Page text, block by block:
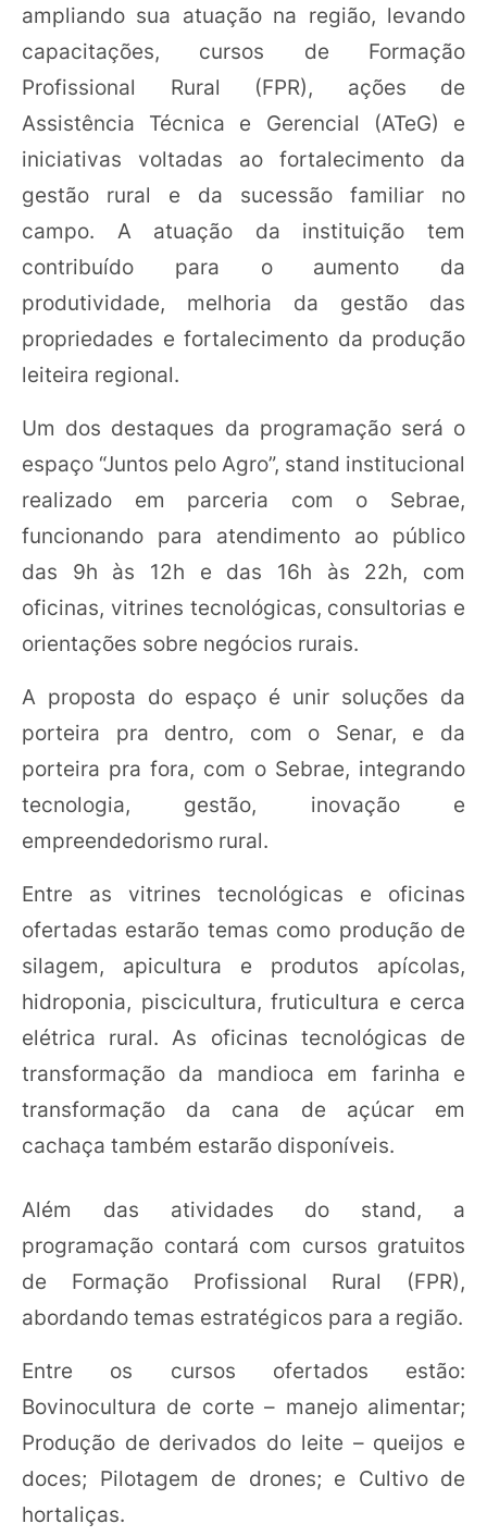
ampliando sua atuação na região, levando
capacitações, cursos de Formação
Profissional Rural (FPR), ações de
Assistência Técnica e Gerencial (ATeG) e
iniciativas voltadas ao fortalecimento da
gestão rural e da sucessão familiar no
campo. A atuação da instituição tem
contribuído para o aumento da
produtividade, melhoria da gestão das
propriedades e fortalecimento da produção
leiteira regional.
Um dos destaques da programação será o
espaço “Juntos pelo Agro”, stand institucional
realizado em parceria com o Sebrae,
funcionando para atendimento ao público
das 9h às 12h e das 16h às 22h, com
oficinas, vitrines tecnológicas, consultorias e
orientações sobre negócios rurais.
A proposta do espaço é unir soluções da
porteira pra dentro, com o Senar, e da
porteira pra fora, com o Sebrae, integrando
tecnologia, gestão, inovação e
empreendedorismo rural.
Entre as vitrines tecnológicas e oficinas
ofertadas estarão temas como produção de
silagem, apicultura e produtos apícolas,
hidroponia, piscicultura, fruticultura e cerca
elétrica rural. As oficinas tecnológicas de
transformação da mandioca em farinha e
transformação da cana de açúcar em
cachaça também estarão disponíveis.
Além das atividades do stand, a
programação contará com cursos gratuitos
de Formação Profissional Rural (FPR),
abordando temas estratégicos para a região.
Entre os cursos ofertados estão:
Bovinocultura de corte – manejo alimentar;
Produção de derivados do leite – queijos e
doces; Pilotagem de drones; e Cultivo de
hortaliças.